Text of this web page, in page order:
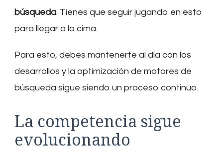
búsqueda. Tienes que seguir jugando en esto
para llegar a la cima.
Para esto, debes mantenerte al día con los
desarrollos y la optimización de motores de
búsqueda sigue siendo un proceso continuo.
La competencia sigue
evolucionando